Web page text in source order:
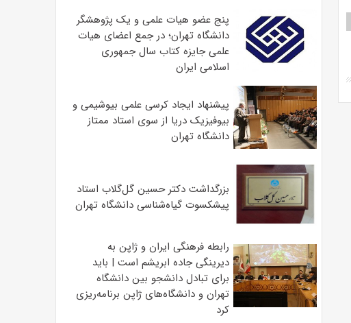
پنج عضو هیات علمی و یک پژوهشگر
دانشگاه تهران؛ در جمع اعضای هیات
علمی جایزه کتاب سال جمهوری
اسلامی ایران
پیشنهاد ایجاد کرسی علمی بیوشیمی و
بیوفیزیک دریا از سوی استاد ممتاز
دانشگاه تهران
بزرگداشت دکتر حسین گل‌گلاب استاد
پیشکسوت گیاه‌شناسی دانشگاه تهران
رابطه فرهنگی ایران و ژاپن به
دیرینگی جاده ابریشم است | باید
برای تبادل دانشجو بین دانشگاه
تهران و دانشگاه‌های ژاپن برنامه‌ریزی
کرد